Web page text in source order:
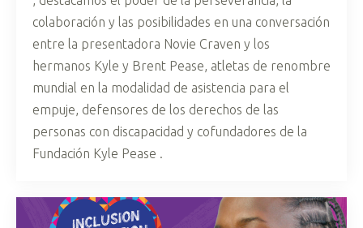
colaboración y las posibilidades en una conversación
entre la presentadora Novie Craven y los
hermanos Kyle y Brent Pease, atletas de renombre
mundial en la modalidad de asistencia para el
empuje, defensores de los derechos de las
personas con discapacidad y cofundadores de la
Fundación Kyle Pease .